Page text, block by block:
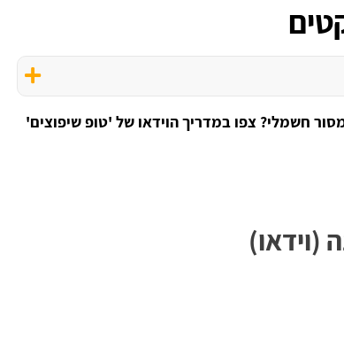
חשמלי? צפו במדריך הוידאו של 'טופ שיפוצים'
(וידאו)